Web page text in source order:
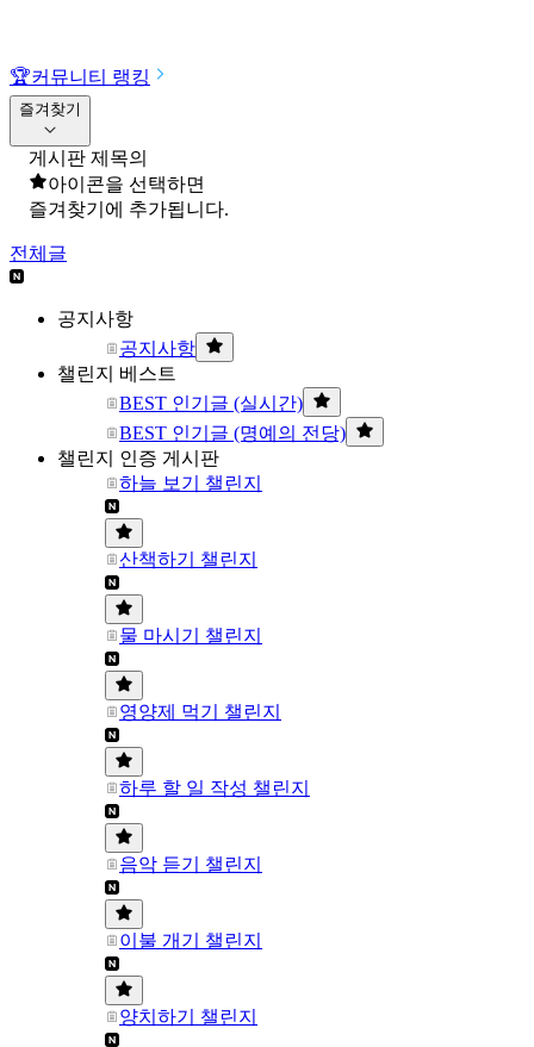
🏆커뮤니티 랭킹
즐겨찾기
게시판 제목의
아이콘을 선택하면
즐겨찾기에 추가됩니다.
전체글
공지사항
공지사항
챌린지 베스트
BEST 인기글 (실시간)
BEST 인기글 (명예의 전당)
챌린지 인증 게시판
하늘 보기 챌린지
산책하기 챌린지
물 마시기 챌린지
영양제 먹기 챌린지
하루 할 일 작성 챌린지
음악 듣기 챌린지
이불 개기 챌린지
양치하기 챌린지